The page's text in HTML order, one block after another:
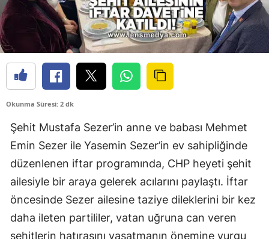
Okunma Süresi: 2 dk
Şehit Mustafa Sezer’in anne ve babası Mehmet
Emin Sezer ile Yasemin Sezer’in ev sahipliğinde
düzenlenen iftar programında, CHP heyeti şehit
ailesiyle bir araya gelerek acılarını paylaştı. İftar
öncesinde Sezer ailesine taziye dileklerini bir kez
daha ileten partililer, vatan uğruna can veren
şehitlerin hatırasını yaşatmanın önemine vurgu